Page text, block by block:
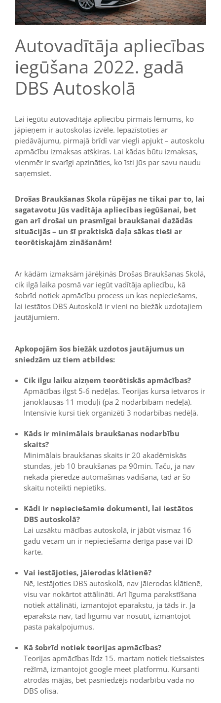
Autovadītāja apliecības
iegūšana 2022. gadā
DBS Autoskolā
Lai iegūtu autovadītāja apliecību pirmais lēmums, ko
jāpieņem ir autoskolas izvēle. Iepazīstoties ar
piedāvājumu, pirmajā brīdī var viegli apjukt – autoskolu
apmācību izmaksas atšķiras. Lai kādas būtu izmaksas,
vienmēr ir svarīgi apzināties, ko īsti Jūs par savu naudu
saņemsiet.
Drošas Braukšanas Skola rūpējas ne tikai par to, lai
sagatavotu Jūs vadītāja apliecības iegūšanai, bet
gan arī drošai un prasmīgai braukšanai dažādās
situācijās – un šī praktiskā daļa sākas tieši ar
teorētiskajām zināšanām!
Ar kādām izmaksām jārēķinās Drošas Braukšanas Skolā,
cik ilgā laika posmā var iegūt vadītāja apliecību, kā
šobrīd notiek apmācību process un kas nepieciešams,
lai iestātos DBS Autoskolā ir vieni no biežāk uzdotajiem
jautājumiem.
Apkopojām šos biežāk uzdotos jautājumus un
sniedzām uz tiem atbildes:
Cik ilgu laiku aizņem teorētiskās apmācības?
Apmācības ilgst 5-6 nedēļas. Teorijas kursa ietvaros ir
jānoklausās 11 moduļi (pa 2 nodarbībām nedēļā).
Intensīvie kursi tiek organizēti 3 nodarbības nedēļā.
Kāds ir minimālais braukšanas nodarbību
skaits?
Minimālais braukšanas skaits ir 20 akadēmiskās
stundas, jeb 10 braukšanas pa 90min. Taču, ja nav
nekāda pieredze automašīnas vadīšanā, tad ar šo
skaitu noteikti nepietiks.
Kādi ir nepieciešamie dokumenti, lai iestātos
DBS autoskolā?
Lai uzsāktu mācības autoskolā, ir jābūt vismaz 16
gadu vecam un ir nepieciešama derīga pase vai ID
karte.
Vai iestājoties, jāierodas klātienē?
Nē, iestājoties DBS autoskolā, nav jāierodas klātienē,
visu var nokārtot attālināti. Arī līguma parakstīšana
notiek attālināti, izmantojot eparakstu, ja tāds ir. Ja
eparaksta nav, tad līgumu var nosūtīt, izmantojot
pasta pakalpojumus.
Kā šobrīd notiek teorijas apmācības?
Teorijas apmācības līdz 15. martam notiek tiešsaistes
režīmā, izmantojot google meet platformu. Kursanti
atrodās mājās, bet pasniedzējs nodarbību vada no
DBS ofisa.